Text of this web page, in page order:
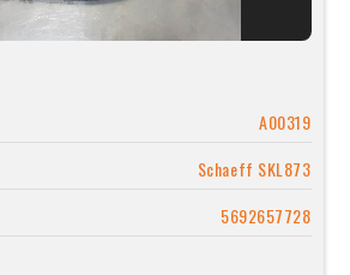
A00319
Schaeff SKL873
5692657728